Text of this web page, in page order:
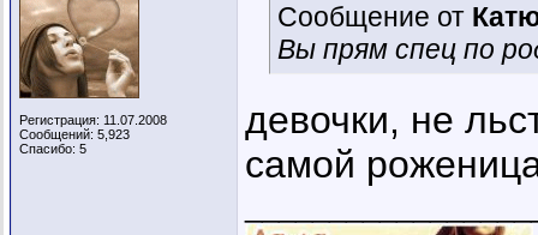
Регистрация: 11.07.2008
Сообщений: 5,923
Спасибо: 5
Сообщение от
Вы прям спец по
девочки, не
самой